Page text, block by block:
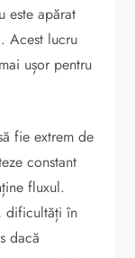
este apărat
Acest lucru
ușor pentru
fie extrem de
constant
fluxul.
dificultăți în
dacă